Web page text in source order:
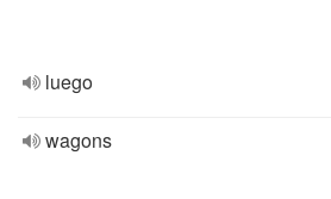
luego
wagons